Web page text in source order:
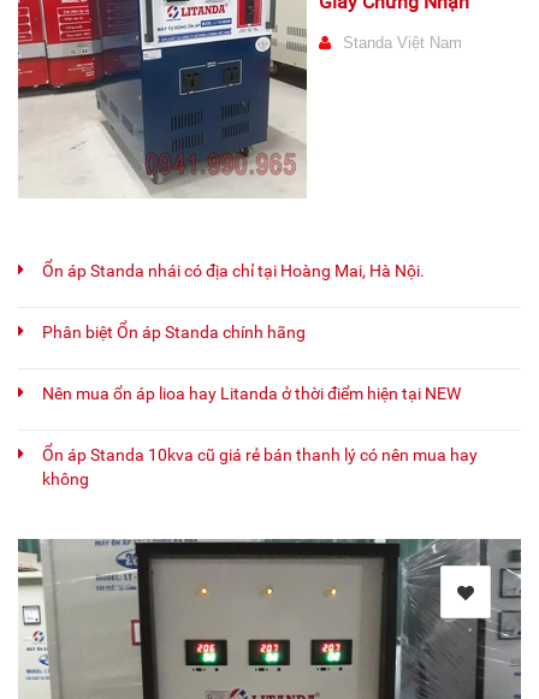
Standa Việt Nam
Ổn áp Standa nhái có địa chỉ tại Hoàng Mai, Hà Nội.
Phân biệt Ổn áp Standa chính hãng
Nên mua ổn áp lioa hay Litanda ở thời điểm hiện tại NEW
Ổn áp Standa 10kva cũ giá rẻ bán thanh lý có nên mua hay
không